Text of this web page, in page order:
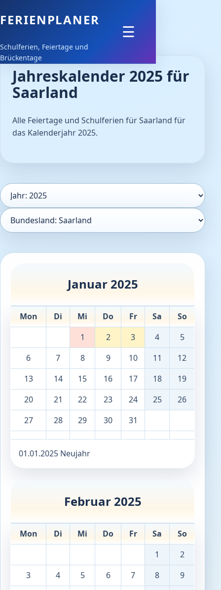
FERIENPLANER
Schulferien, Feiertage und
Brückentage
Feiertage
Schulferien
Downloads
☰
Jahreskalender 2025 für
Saarland
Alle Feiertage und Schulferien für Saarland für
das Kalenderjahr 2025.
Kalenderjahr
Bundesland
Januar 2025
Mon Di Mi Do Fr Sa
So
1
2 3 4
5
6
7 8 9 10 11
12
13
14 15 16 17 18
19
20
21 22 23 24 25
26
27
28 29 30 31
01.01.2025 Neujahr
Februar 2025
Mon Di Mi Do Fr Sa
So
1
2
3
4 5 6 7 8
9